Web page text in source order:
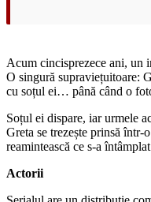
Acum cincisprezece ani, un
O singură supraviețuitoare:
cu soțul ei… până când o
Soțul ei dispare, iar urmele
Greta se trezește prinsă într-
reamintească ce s-a
Actorii